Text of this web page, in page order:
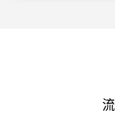
质，精昊以创